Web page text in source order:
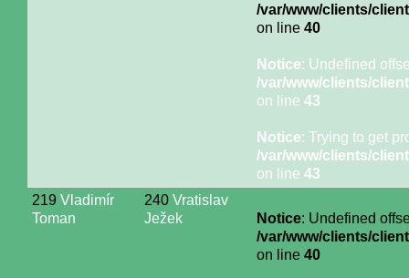
/var/www/clients/
on line 40
Notice: Undefined
/var/www/clients/
on line 43
Notice: Trying to get
/var/www/clients/
on line 43
219 Vladimír
Toman
240 Vratislav
Ježek
Notice: Undefined
/var/www/clients/
on line 40